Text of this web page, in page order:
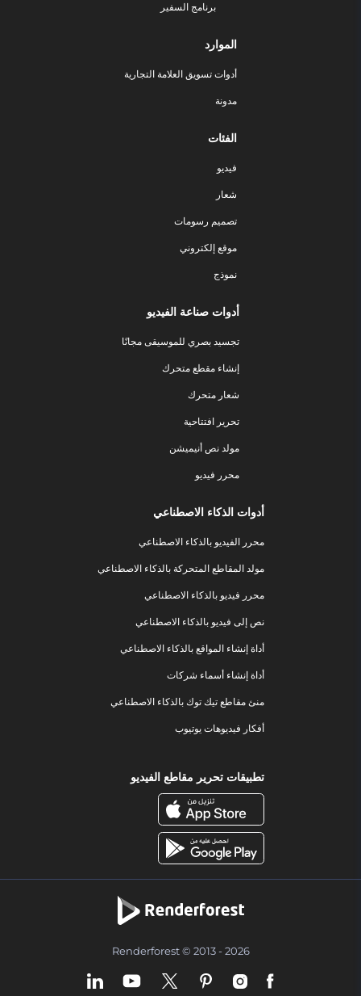
برنامج السفير
الموارد
أدوات تسويق العلامة التجارية
مدونة
الفئات
فيديو
شعار
تصميم رسومات
موقع إلكتروني
نموذج
أدوات صناعة الفيديو
تجسيد بصري للموسيقى مجانًا
إنشاء مقطع متحرك
شعار متحرك
تحرير افتتاحية
مولد نص أنيميشن
محرر فيديو
أدوات الذكاء الاصطناعي
محرر الفيديو بالذكاء الاصطناعي
مولد المقاطع المتحركة بالذكاء الاصطناعي
محرر فيديو بالذكاء الاصطناعي
نص إلى فيديو بالذكاء الاصطناعي
أداة إنشاء المواقع بالذكاء الاصطناعي
أداة إنشاء أسماء شركات
منئ مقاطع تيك توك بالذكاء الاصطناعي
أفكار فيديوهات يوتيوب
تطبيقات تحرير مقاطع الفيديو
Renderforest © 2013 - 2026